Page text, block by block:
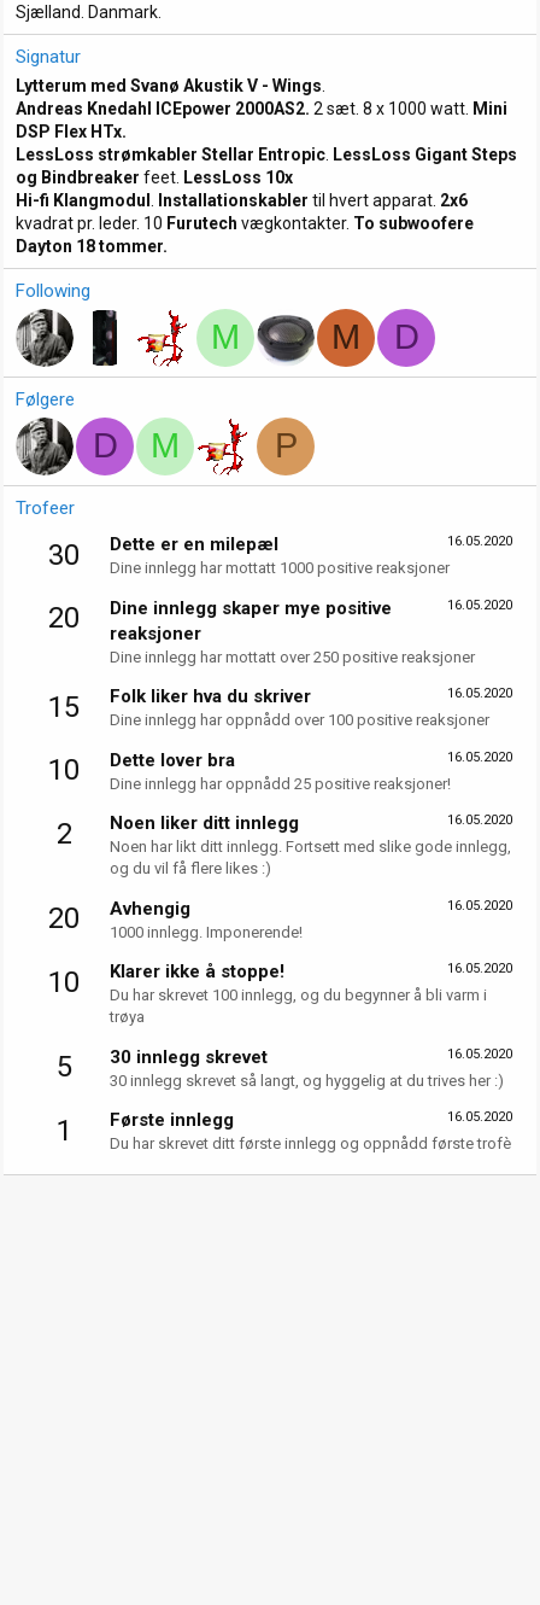
Sjælland. Danmark.
Signatur
Lytterum med Svanø Akustik V - Wings
Andreas Knedahl ICEpower 2000AS2. 2 sæt. 8 x 1000 watt. Mini
DSP Flex HTx.
LessLoss strømkabler Stellar Entropic LessLoss Gigant Steps
og Bindbreaker feet. LessLoss 10x
Hi-fi Klangmodul
Installationskabler til hvert apparat. 2x6
kvadrat pr. leder. 10 Furutech vægkontakter. To subwoofere
Dayton 18tommer.
Following
M M D
Følgere
D M P
Trofeer
30 16.05.2020
Dette er en milepæl
Dine innlegg har mottatt 1000 positive reaksjoner
20 16.05.2020
Dine innlegg skaper mye positive
reaksjoner
Dine innlegg har mottatt over 250 positive reaksjoner
15 16.05.2020
Folk liker hva du skriver
Dine innlegg har oppnådd over 100 positive reaksjoner
10 16.05.2020
Dette lover bra
Dine innlegg har oppnådd 25 positive reaksjoner!
2 16.05.2020
Noen liker ditt innlegg
Noen har likt ditt innlegg. Fortsett med slike gode innlegg,
og du vil få flere likes :)
20 16.05.2020
Avhengig
1000 innlegg. Imponerende!
10 16.05.2020
Klarer ikke å stoppe!
Du har skrevet 100 innlegg, og du begynner å bli varm i
trøya
5 16.05.2020
30 innlegg skrevet
30 innlegg skrevet så langt, og hyggelig at du trives her :)
1 16.05.2020
Første innlegg
Du har skrevet ditt første innlegg og oppnådd første trofè